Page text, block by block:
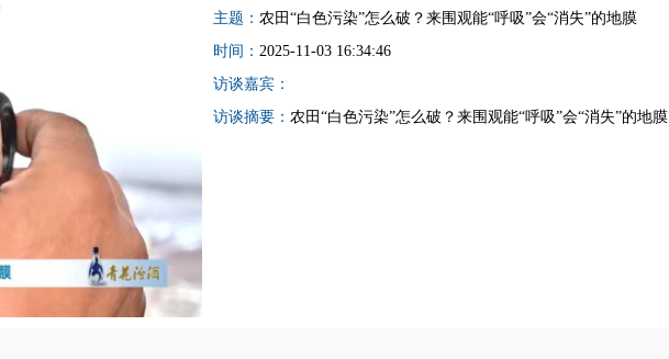
主题： 农田“白色污染”怎么破？来围观能“呼吸”会“消失”的地膜
时间： 2025-11-03 16:34:46
访谈嘉宾：
访谈摘要： 农田“白色污染”怎么破？来围观能“呼吸”会“消失”的地膜